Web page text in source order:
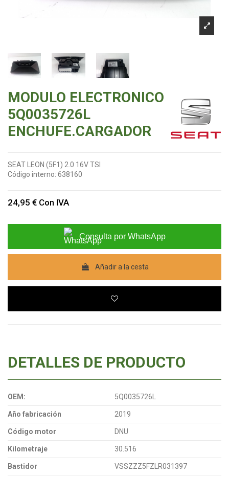
MODULO ELECTRONICO
5Q0035726L
ENCHUFE.CARGADOR
SEAT LEON (5F1) 2.0 16V TSI
Código interno: 638160
24,95 € Con IVA
Consulta por WhatsApp
Añadir a la cesta
DETALLES DE PRODUCTO
OEM: 5Q0035726L
Año fabricación 2019
Código motor DNU
Kilometraje 30.516
Bastidor VSSZZZ5FZLR031397